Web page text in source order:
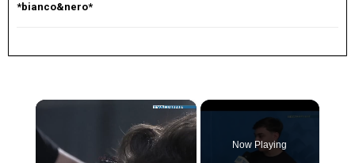
*bianco&nero*
×
Now Playing